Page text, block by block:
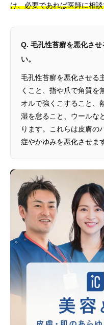
け、必要であれば医師に相
Q. 毛孔性苔癬を悪化さ
い。
毛孔性苔癬を悪化させる
くこと、指や爪で角質を
オルで強くこすること、
湿を怠ること、ウールな
ります。これらは皮膚の
症やかゆみを悪化させま